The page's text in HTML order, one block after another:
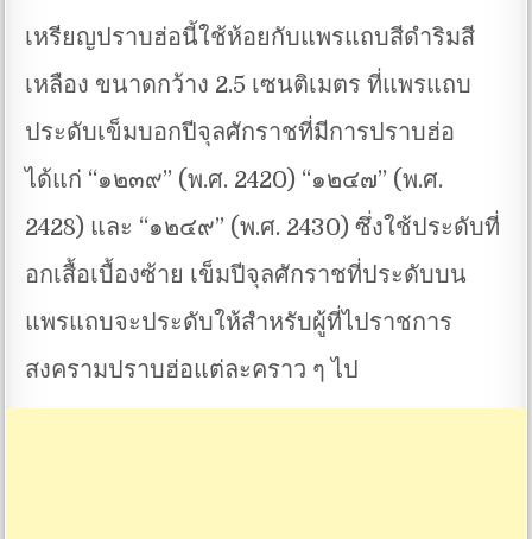
เหรียญปราบฮ่อนี้ใช้ห้อยกับแพรแถบสีดำริมสี
เหลือง ขนาดกว้าง 2.5 เซนติเมตร ที่แพรแถบ
ประดับเข็มบอกปีจุลศักราชที่มีการปราบฮ่อ
ได้แก่ “๑๒๓๙” (พ.ศ. 2420) “๑๒๔๗” (พ.ศ.
2428) และ “๑๒๔๙” (พ.ศ. 2430) ซึ่งใช้ประดับที่
อกเสื้อเบื้องซ้าย เข็มปีจุลศักราชที่ประดับบน
แพรแถบจะประดับให้สำหรับผู้ที่ไปราชการ
สงครามปราบฮ่อแต่ละคราว ๆ ไป